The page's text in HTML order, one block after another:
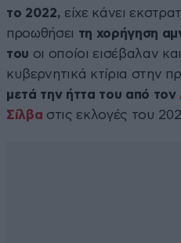
το 2022, είχε κάνει
προωθήσει τη χορήγηση
του οι οποίοι εισέβαλαν
κυβερνητικά κτίρια στην
μετά την ήττα του από τον
Σίλβα στις εκλογές του